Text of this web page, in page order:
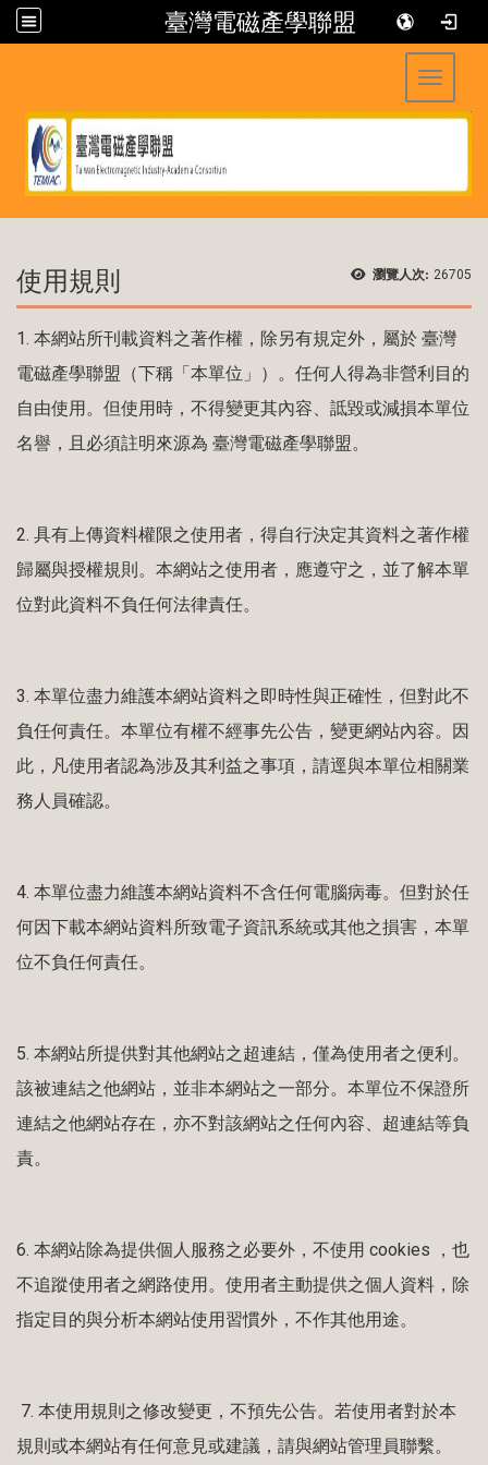
臺灣電磁產學聯盟
Toggle
瀏覽人次: 26705
使用規則
1. 本網站所刊載資料之著作權，除另有規定外，屬於 臺灣
電磁產學聯盟（下稱「本單位」）。任何人得為非營利目的
自由使用。但使用時，不得變更其內容、詆毀或減損本單位
名譽，且必須註明來源為 臺灣電磁產學聯盟。
2. 具有上傳資料權限之使用者，得自行決定其資料之著作權
歸屬與授權規則。本網站之使用者，應遵守之，並了解本單
位對此資料不負任何法律責任。
3. 本單位盡力維護本網站資料之即時性與正確性，但對此不
負任何責任。本單位有權不經事先公告，變更網站內容。因
此，凡使用者認為涉及其利益之事項，請逕與本單位相關業
務人員確認。
4. 本單位盡力維護本網站資料不含任何電腦病毒。但對於任
何因下載本網站資料所致電子資訊系統或其他之損害，本單
位不負任何責任。
5. 本網站所提供對其他網站之超連結，僅為使用者之便利。
該被連結之他網站，並非本網站之一部分。本單位不保證所
連結之他網站存在，亦不對該網站之任何內容、超連結等負
責。
6. 本網站除為提供個人服務之必要外，不使用 cookies
，也
不追蹤使用者之網路使用。使用者主動提供之個人資料，除
指定目的與分析本網站使用習慣外，不作其他用途。
7. 本使用規則之修改變更，不預先公告。若使用者對於本
規則或本網站有任何意見或建議，請與網站管理員聯繫。